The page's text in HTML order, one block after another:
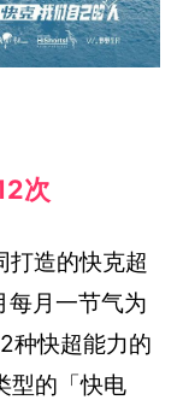
次
打造的快克超
每月一节气为
种快超能力的
型的「快电